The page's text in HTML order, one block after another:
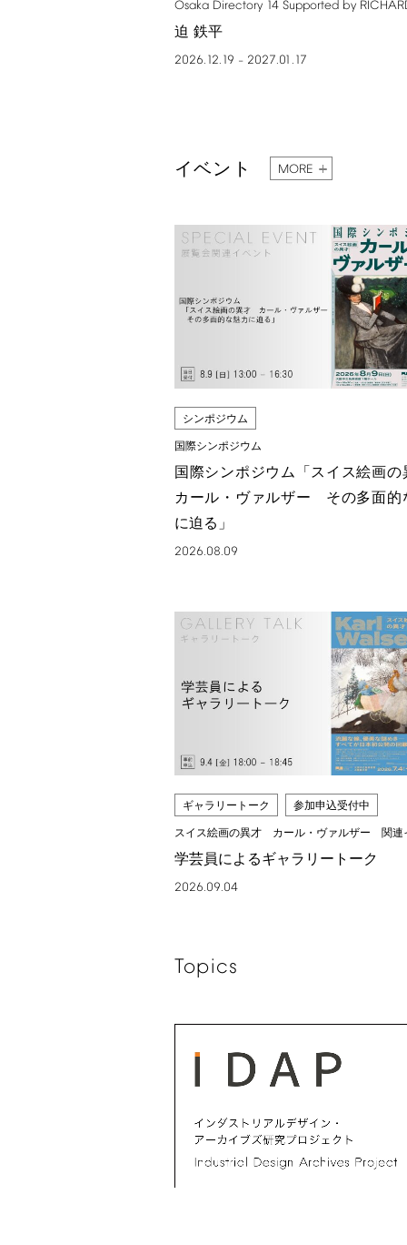
Osaka Directory 14 Supported by
迫 鉄平
2026.12.19 – 2027.01.17
イベント MORE
シンポジウム
国際シンポジウム
国際シンポジウム「スイス絵画
カール・ヴァルザー その多面的
に迫る」
2026.08.09
ギャラリートーク 参加申込受付中
スイス絵画の異才 カール・ヴァルザー 関連
学芸員によるギャラリートーク
2026.09.04
Topics